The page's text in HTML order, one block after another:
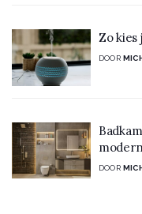
Zo
DOOR
modern
DOOR